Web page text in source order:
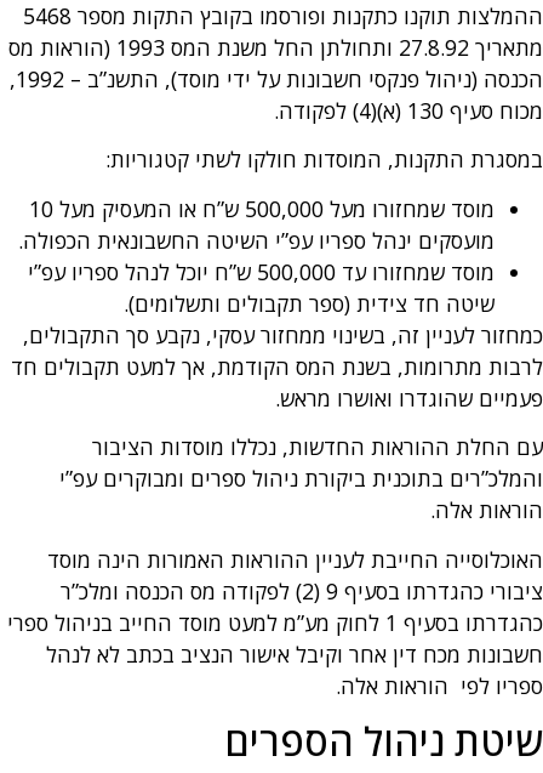
ההמלצות תוקנו כתקנות ופורסמו בקובץ התקות מספר 5468
מתאריך 27.8.92 ותחולתן החל משנת המס 1993 (הוראות מס
הכנסה (ניהול פנקסי חשבונות על ידי מוסד), התשנ”ב – 1992,
מכוח סעיף 130 (א)(4) לפקודה.
במסגרת התקנות, המוסדות חולקו לשתי קטגוריות:
מוסד שמחזורו מעל 500,000 ש”ח או המעסיק מעל 10
מועסקים ינהל ספריו עפ”י השיטה החשבונאית הכפולה.
מוסד שמחזורו עד 500,000 ש”ח יוכל לנהל ספריו עפ”י
שיטה חד צידית (ספר תקבולים ותשלומים).
כמחזור לעניין זה, בשינוי ממחזור עסקי, נקבע סך התקבולים,
לרבות מתרומות, בשנת המס הקודמת, אך למעט תקבולים חד
פעמיים שהוגדרו ואושרו מראש.
עם החלת ההוראות החדשות, נכללו מוסדות הציבור
והמלכ”רים בתוכנית ביקורת ניהול ספרים ומבוקרים עפ”י
הוראות אלה.
האוכלוסייה החייבת לעניין ההוראות האמורות הינה מוסד
ציבורי כהגדרתו בסעיף 9 (2) לפקודה מס הכנסה ומלכ”ר
כהגדרתו בסעיף 1 לחוק מע”מ למעט מוסד החייב בניהול ספרי
חשבונות מכח דין אחר וקיבל אישור הנציב בכתב לא לנהל
ספריו לפי הוראות אלה.
שיטת ניהול הספרים